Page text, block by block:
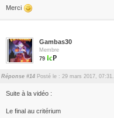
Merci
Gambas30
Membre
79
Réponse #14 Posté le : 29 mars 2017, 07:31.
Suite à la vidéo :
Le final au critérium